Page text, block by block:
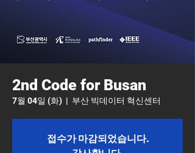
2nd Code for Busan
7월 04일 (화)
  |
부산 빅데이터 혁신센터
접수가 마감되었습니다.